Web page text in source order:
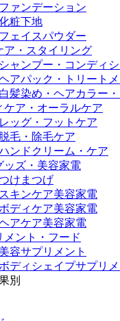
ファンデーション
粧下地
フェイスパウダー
ア・スタイリング
シャンプー・コンディ
アパック・トリートメ
白髪染め・ヘアカラー
ケア・オーラルケア
レッグ・フットケア
脱毛・除毛ケア
ンドクリーム・ケア
ッズ・美容家電
けまつげ
スキンケア美容家電
ボディケア美容家電
アケア美容家電
メント・フード
美容サプリメント
ボディシェイプサプリメ
別